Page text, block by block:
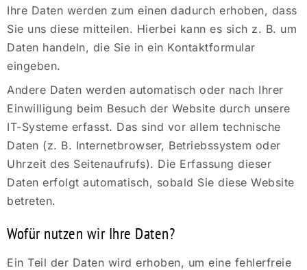
Ihre Daten werden zum einen dadurch erhoben, dass
Sie uns diese mitteilen. Hierbei kann es sich z. B. um
Daten handeln, die Sie in ein Kontaktformular
eingeben.
Andere Daten werden automatisch oder nach Ihrer
Einwilligung beim Besuch der Website durch unsere
IT-Systeme erfasst. Das sind vor allem technische
Daten (z. B. Internetbrowser, Betriebssystem oder
Uhrzeit des Seitenaufrufs). Die Erfassung dieser
Daten erfolgt automatisch, sobald Sie diese Website
betreten.
Wofür nutzen wir Ihre Daten?
Ein Teil der Daten wird erhoben, um eine fehlerfreie